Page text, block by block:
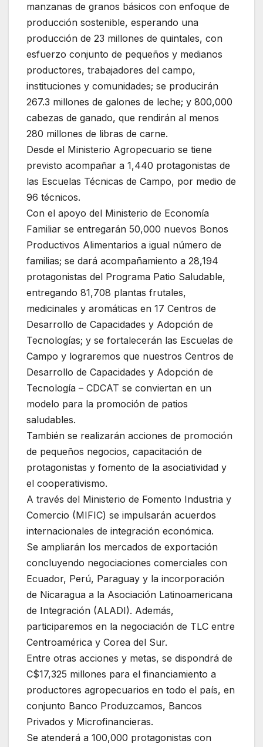
manzanas de granos básicos con enfoque de
producción sostenible, esperando una
producción de 23 millones de quintales, con
esfuerzo conjunto de pequeños y medianos
productores, trabajadores del campo,
instituciones y comunidades; se producirán
267.3 millones de galones de leche; y 800,000
cabezas de ganado, que rendirán al menos
280 millones de libras de carne.
Desde el Ministerio Agropecuario se tiene
previsto acompañar a 1,440 protagonistas de
las Escuelas Técnicas de Campo, por medio de
96 técnicos.
Con el apoyo del Ministerio de Economía
Familiar se entregarán 50,000 nuevos Bonos
Productivos Alimentarios a igual número de
familias; se dará acompañamiento a 28,194
protagonistas del Programa Patio Saludable,
entregando 81,708 plantas frutales,
medicinales y aromáticas en 17 Centros de
Desarrollo de Capacidades y Adopción de
Tecnologías; y se fortalecerán las Escuelas de
Campo y lograremos que nuestros Centros de
Desarrollo de Capacidades y Adopción de
Tecnología – CDCAT se conviertan en un
modelo para la promoción de patios
saludables.
También se realizarán acciones de promoción
de pequeños negocios, capacitación de
protagonistas y fomento de la asociatividad y
el cooperativismo.
A través del Ministerio de Fomento Industria y
Comercio (MIFIC) se impulsarán acuerdos
internacionales de integración económica.
Se ampliarán los mercados de exportación
concluyendo negociaciones comerciales con
Ecuador, Perú, Paraguay y la incorporación
de Nicaragua a la Asociación Latinoamericana
de Integración (ALADI). Además,
participaremos en la negociación de TLC entre
Centroamérica y Corea del Sur.
Entre otras acciones y metas, se dispondrá de
C$17,325 millones para el financiamiento a
productores agropecuarios en todo el país, en
conjunto Banco Produzcamos, Bancos
Privados y Microfinancieras.
Se atenderá a 100,000 protagonistas con